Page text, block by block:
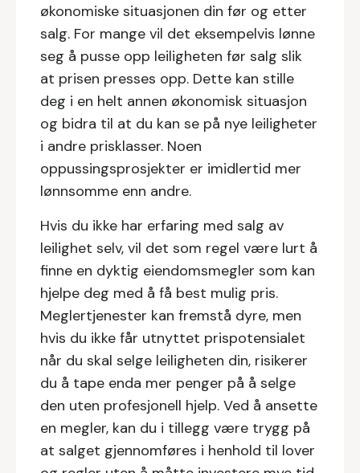
økonomiske situasjonen din før og etter
salg. For mange vil det eksempelvis lønne
seg å pusse opp leiligheten før salg slik
at prisen presses opp. Dette kan stille
deg i en helt annen økonomisk situasjon
og bidra til at du kan se på nye leiligheter
i andre prisklasser. Noen
oppussingsprosjekter er imidlertid mer
lønnsomme enn andre.
Hvis du ikke har erfaring med salg av
leilighet selv, vil det som regel være lurt å
finne en dyktig eiendomsmegler som kan
hjelpe deg med å få best mulig pris.
Meglertjenester kan fremstå dyre, men
hvis du ikke får utnyttet prispotensialet
når du skal selge leiligheten din, risikerer
du å tape enda mer penger på å selge
den uten profesjonell hjelp. Ved å ansette
en megler, kan du i tillegg være trygg på
at salget gjennomføres i henhold til lover